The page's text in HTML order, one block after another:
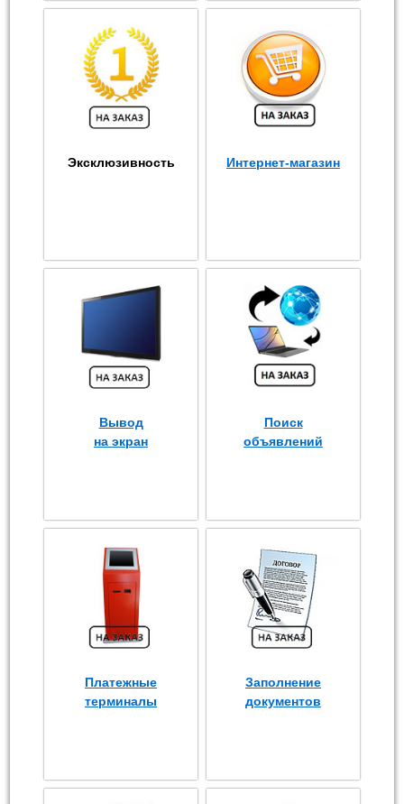
Эксклюзивность Интернет-магазин
Вывод
на экран
Поиск
объявлений
Платежные
терминалы
Заполнение
документов